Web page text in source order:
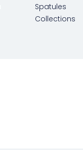
Spatules
Collections